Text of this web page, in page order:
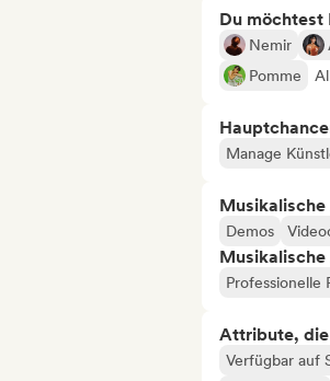
Du möchtest
Nemir
Pomme
Manage
Demos
Professionelle
Attribute,
Verfügbar auf